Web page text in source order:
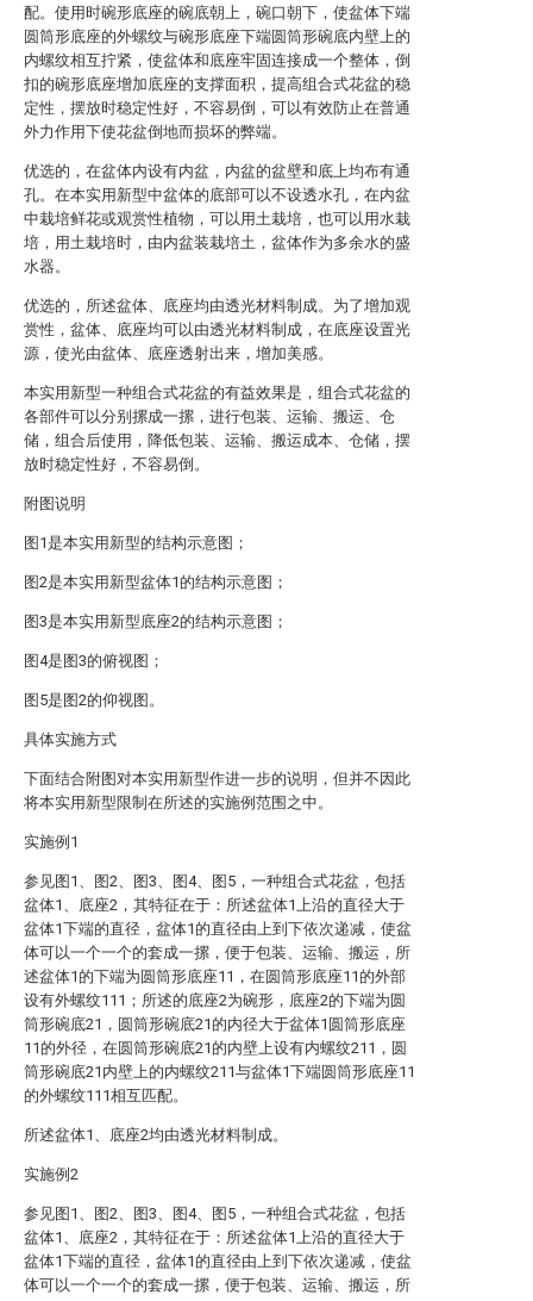
配。使用时碗形底座的碗底朝上，碗口朝下，使盆体下端
圆筒形底座的外螺纹与碗形底座下端圆筒形碗底内壁上的
内螺纹相互拧紧，使盆体和底座牢固连接成一个整体，倒
扣的碗形底座增加底座的支撑面积，提高组合式花盆的稳
定性，摆放时稳定性好，不容易倒，可以有效防止在普通
外力作用下使花盆倒地而损坏的弊端。
优选的，在盆体内设有内盆，内盆的盆壁和底上均布有通
孔。在本实用新型中盆体的底部可以不设透水孔，在内盆
中栽培鲜花或观赏性植物，可以用土栽培，也可以用水栽
培，用土栽培时，由内盆装栽培土，盆体作为多余水的盛
水器。
优选的，所述盆体、底座均由透光材料制成。为了增加观
赏性，盆体、底座均可以由透光材料制成，在底座设置光
源，使光由盆体、底座透射出来，增加美感。
本实用新型一种组合式花盆的有益效果是，组合式花盆的
各部件可以分别摞成一摞，进行包装、运输、搬运、仓
储，组合后使用，降低包装、运输、搬运成本、仓储，摆
放时稳定性好，不容易倒。
附图说明
图1是本实用新型的结构示意图；
图2是本实用新型盆体1的结构示意图；
图3是本实用新型底座2的结构示意图；
图4是图3的俯视图；
图5是图2的仰视图。
具体实施方式
下面结合附图对本实用新型作进一步的说明，但并不因此
将本实用新型限制在所述的实施例范围之中。
实施例1
参见图1、图2、图3、图4、图5，一种组合式花盆，包括
盆体1、底座2，其特征在于：所述盆体1上沿的直径大于
盆体1下端的直径，盆体1的直径由上到下依次递减，使盆
体可以一个一个的套成一摞，便于包装、运输、搬运，所
述盆体1的下端为圆筒形底座11，在圆筒形底座11的外部
设有外螺纹111；所述的底座2为碗形，底座2的下端为圆
筒形碗底21，圆筒形碗底21的内径大于盆体1圆筒形底座
11的外径，在圆筒形碗底21的内壁上设有内螺纹211，圆
筒形碗底21内壁上的内螺纹211与盆体1下端圆筒形底座11
的外螺纹111相互匹配。
所述盆体1、底座2均由透光材料制成。
实施例2
参见图1、图2、图3、图4、图5，一种组合式花盆，包括
盆体1、底座2，其特征在于：所述盆体1上沿的直径大于
盆体1下端的直径，盆体1的直径由上到下依次递减，使盆
体可以一个一个的套成一摞，便于包装、运输、搬运，所